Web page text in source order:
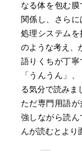
なる体を包む
関係し、さら
処理システム
のような考え、
語りくちが丁
「うんうん」
る気分で読みま
ただ専門用語
強しながら読
んが読むとより